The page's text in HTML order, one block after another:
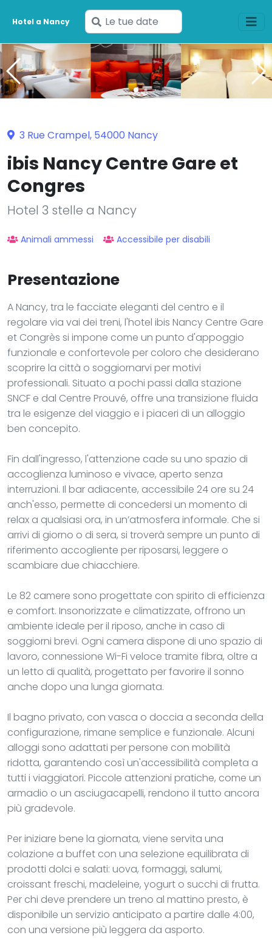
Hotel a Nancy
Inserisci
le
tue
date
3 Rue Crampel, 54000 Nancy
ibis Nancy Centre Gare et
Congres
Hotel 3 stelle a Nancy
Animali ammessi Accessibile per disabili
Presentazione
A Nancy, tra le facciate eleganti del centro e il
regolare via vai dei treni, l'hotel ibis Nancy Centre Gare
et Congrès si impone come un punto d'appoggio
funzionale e confortevole per coloro che desiderano
scoprire la città o soggiornarvi per motivi
professionali. Situato a pochi passi dalla stazione
SNCF e dal Centre Prouvé, offre una transizione fluida
tra le esigenze del viaggio e i piaceri di un alloggio
ben concepito.
Fin dall'ingresso, l'attenzione cade su uno spazio di
accoglienza luminoso e vivace, aperto senza
interruzioni. Il bar adiacente, accessibile 24 ore su 24
anch'esso, permette di concedersi un momento di
relax a qualsiasi ora, in un’atmosfera informale. Che si
arrivi di giorno o di sera, si troverà sempre un punto di
riferimento accogliente per riposarsi, leggere o
scambiare due chiacchiere.
Le 82 camere sono progettate con spirito di efficienza
e comfort. Insonorizzate e climatizzate, offrono un
ambiente ideale per il riposo, anche in caso di
soggiorni brevi. Ogni camera dispone di uno spazio di
lavoro, connessione Wi-Fi veloce tramite fibra, oltre a
un letto di qualità, progettato per favorire il sonno
anche dopo una lunga giornata.
Il bagno privato, con vasca o doccia a seconda della
configurazione, rimane semplice e funzionale. Alcuni
alloggi sono adattati per persone con mobilità
ridotta, garantendo così un'accessibilità completa a
tutti i viaggiatori. Piccole attenzioni pratiche, come un
armadio o un asciugacapelli, rendono il tutto ancora
più gradevole.
Per iniziare bene la giornata, viene servita una
colazione a buffet con una selezione equilibrata di
prodotti dolci e salati: uova, formaggi, salumi,
croissant freschi, madeleine, yogurt o succhi di frutta.
Per chi deve prendere un treno al mattino presto, è
disponibile un servizio anticipato a partire dalle 4:00,
con una versione più leggera da asporto.